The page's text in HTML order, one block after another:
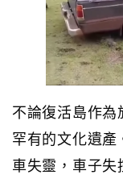
不論復活島作
罕有的文化遺
車失靈，車子